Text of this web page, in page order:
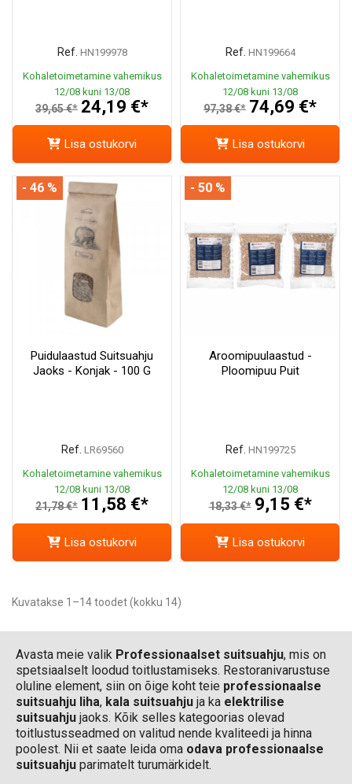
Ref. HN199978
Kohaletoimetamine vahemikus
12/08 kuni 13/08
39,65 €* 24,19 €*
Lisa ostukorvi
Ref. HN199664
Kohaletoimetamine vahemikus
12/08 kuni 13/08
97,38 €* 74,69 €*
Lisa ostukorvi
Puidulaastud Suitsuahju
Jaoks - Konjak - 100 G
Ref. LR69560
Kohaletoimetamine vahemikus
12/08 kuni 13/08
21,78 €* 11,58 €*
- 46 %
Lisa ostukorvi
Aroomipuulaastud -
Ploomipuu Puit
Ref. HN199725
Kohaletoimetamine vahemikus
12/08 kuni 13/08
18,33 €* 9,15 €*
- 50 %
Lisa ostukorvi
Kuvatakse 1–14 toodet (kokku 14)
Avasta meie valik Professionaalset suitsuahju, mis on
spetsiaalselt loodud toitlustamiseks. Restoranivarustuse
oluline element, siin on õige koht teie professionaalse
suitsuahju liha, kala suitsuahju ja ka elektrilise
suitsuahju jaoks. Kõik selles kategoorias olevad
toitlustusseadmed on valitud nende kvaliteedi ja hinna
poolest. Nii et saate leida oma odava professionaalse
suitsuahju parimatelt turumärkidelt.